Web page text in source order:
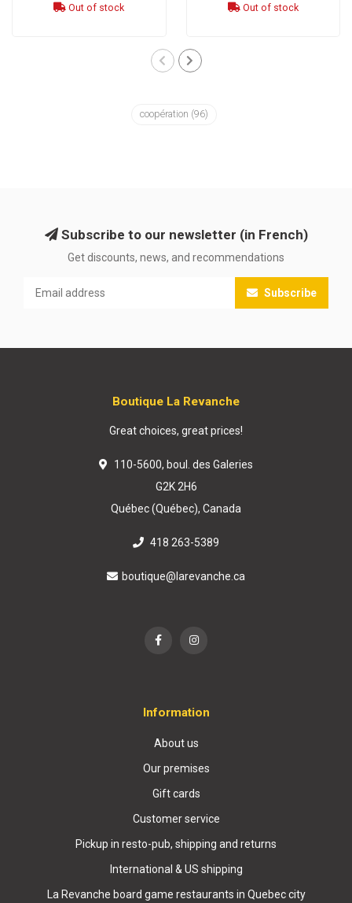
Out of stock Out of stock
coopération (96)
Subscribe to our newsletter (in French)
Get discounts, news, and recommendations
Subscribe
Boutique La Revanche
Great choices, great prices!
110-5600, boul. des Galeries
G2K 2H6
Québec (Québec), Canada
418 263-5389
boutique@larevanche.ca
Information
About us
Our premises
Gift cards
Customer service
Pickup in resto-pub, shipping and returns
International & US shipping
La Revanche board game restaurants in Quebec city